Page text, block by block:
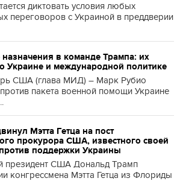
диктовать условия любых
переговоров с Украиной в преддверии
в команде Трампа: их
Украине и международной политике
США (глава МИД) – Марк Рубио
пакета военной помощи Украине
Мэтта Гетца на пост
прокурора США, известного своей
поддержки Украины
президент США Дональд Трамп
конгрессмена Мэтта Гетца из Флориды